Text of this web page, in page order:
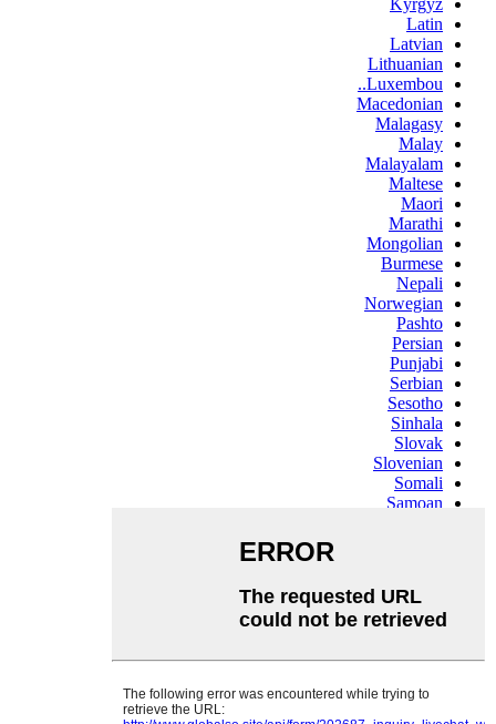
Kyrgyz
Latin
Latvian
Lithuanian
Luxembou..
Macedonian
Malagasy
Malay
Malayalam
Maltese
Maori
Marathi
Mongolian
Burmese
Nepali
Norwegian
Pashto
Persian
Punjabi
Serbian
Sesotho
Sinhala
Slovak
Slovenian
Somali
Samoan
Swahili
Tajik
Telugu
Ukrainian